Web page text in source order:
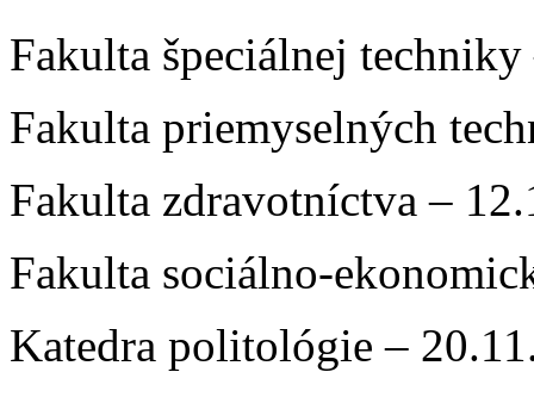
Fakulta špeciálnej
Fakulta priemyselných
Fakulta zdravotníctva –
Fakulta sociálno-
Katedra politológie –